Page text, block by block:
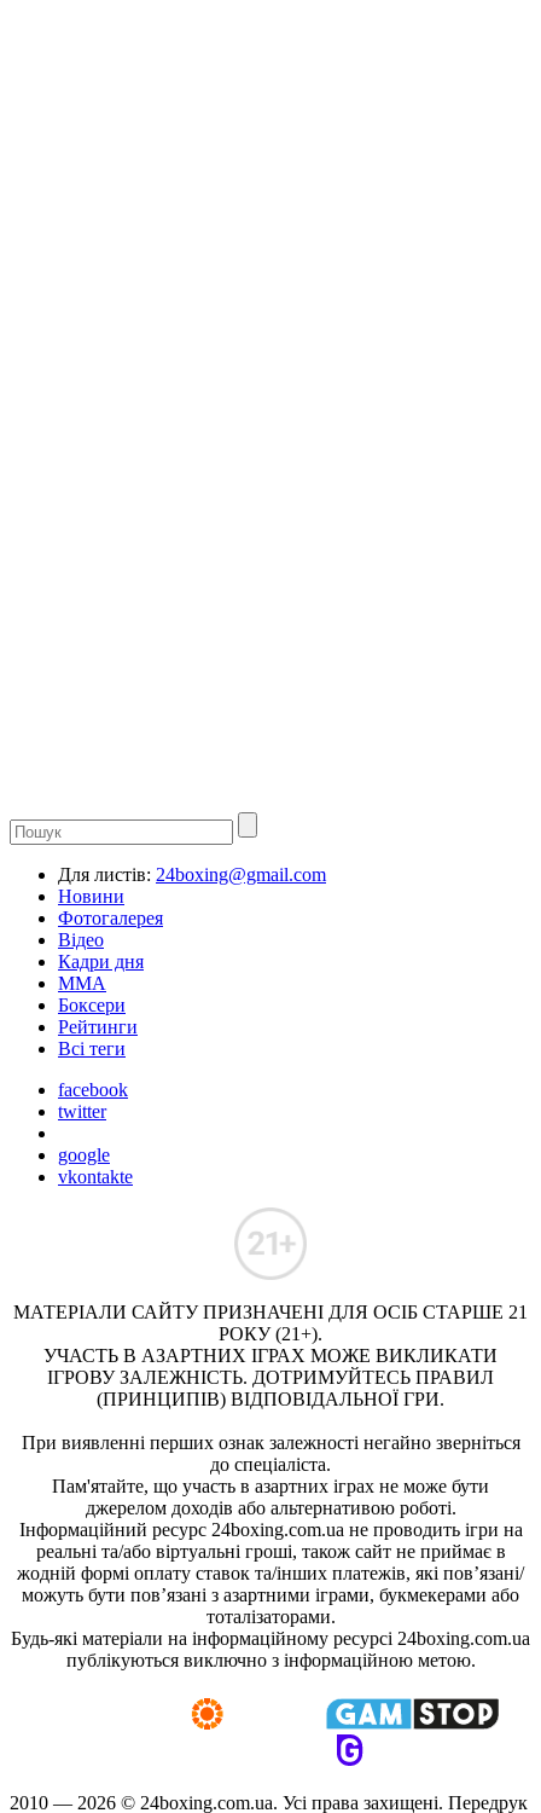
Для листів: 24boxing@gmail.com
Новини
Фотогалерея
Відео
Кадри дня
ММА
Боксери
Рейтинги
Всі теги
facebook
twitter
google
vkontakte
МАТЕРІАЛИ САЙТУ ПРИЗНАЧЕНІ ДЛЯ ОСІБ СТАРШЕ 21
РОКУ (21+).
УЧАСТЬ В АЗАРТНИХ ІГРАХ МОЖЕ ВИКЛИКАТИ
ІГРОВУ ЗАЛЕЖНІСТЬ. ДОТРИМУЙТЕСЬ ПРАВИЛ
(ПРИНЦИПІВ) ВІДПОВІДАЛЬНОЇ ГРИ.
При виявленні перших ознак залежності негайно зверніться
до спеціаліста.
Пам'ятайте, що участь в азартних іграх не може бути
джерелом доходів або альтернативою роботі.
Інформаційний ресурс 24boxing.com.ua не проводить ігри на
реальні та/або віртуальні гроші, також сайт не приймає в
жодній формі оплату ставок та/інших платежів, які пов’язані/
можуть бути пов’язані з азартними іграми, букмекерами або
тоталізаторами.
Будь-які матеріали на інформаційному ресурсі 24boxing.com.ua
публікуються виключно з інформаційною метою.
2010 — 2026 © 24boxing.com.ua. Усi права захищенi. Передрук